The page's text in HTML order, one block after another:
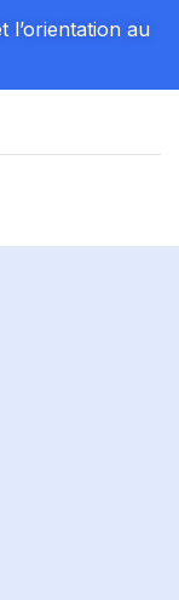
l’orientation au